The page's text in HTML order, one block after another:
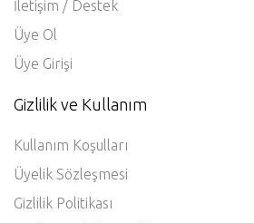
İletişim / Destek
Üye Ol
Üye Girişi
Gizlilik ve Kullanım
Kullanım Koşulları
Üyelik Sözleşmesi
Gizlilik Politikası